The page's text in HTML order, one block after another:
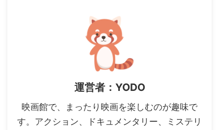
運営者：YODO
映画館で、まったり映画を楽しむのが趣味で
す。アクション、ドキュメンタリー、ミステリ